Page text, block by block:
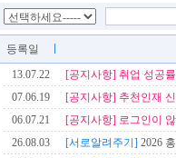
등록일
13.07.22
[공지사항] 취업 성공
07.06.19
[공지사항] 추천인재
06.07.21
[공지사항] 로그인이
26.08.03
[서로알려주기] 2026